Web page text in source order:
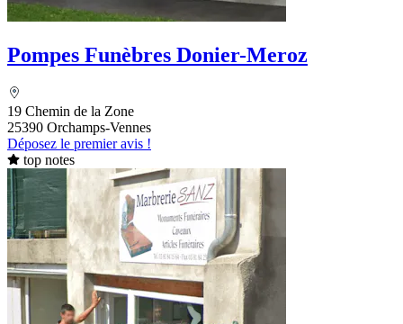
Pompes Funèbres Donier-Meroz
19 Chemin de la Zone
25390 Orchamps-Vennes
Déposez le premier avis !
top notes